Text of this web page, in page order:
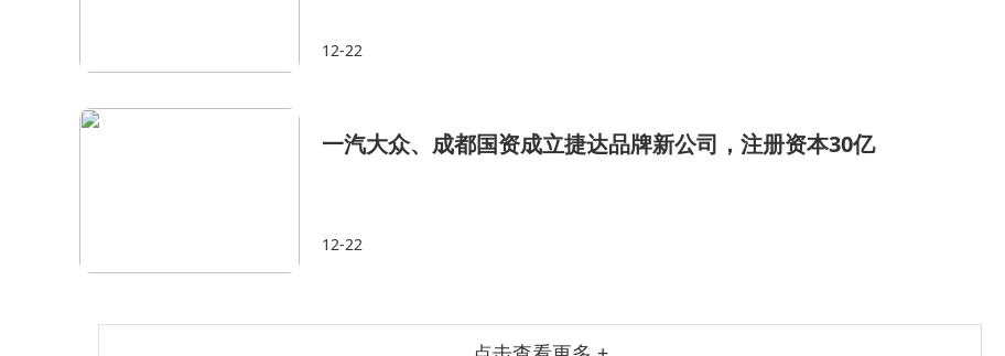
12-22
一汽大众、成都国资成立捷达品牌新公司，注册资本30亿
12-22